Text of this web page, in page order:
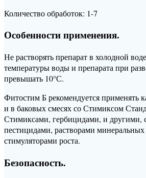
Количество обработок: 1-7
Особенности применения.
Не растворять препарат в холодной
температуры воды и препарата при
превышать 10°С.
Фитостим Б рекомендуется применять
и в баковых смесях со Стимиксом
Стимиксами, гербицидами, и
пестицидами, растворами
стимуляторами роста.
Безопасность.